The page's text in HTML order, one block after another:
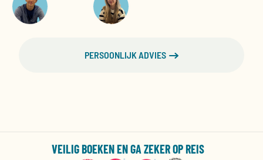
PERSOONLIJK ADVIES
VEILIG BOEKEN EN GA ZEKER OP REIS